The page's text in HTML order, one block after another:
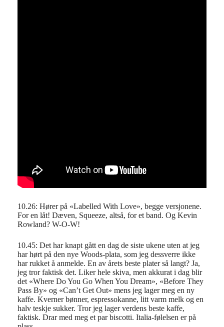
10.26: Hører på «Labelled With Love», begge versjonene.
For en låt! Dæven, Squeeze, altså, for et band. Og Kevin
Rowland? W-O-W!
10.45: Det har knapt gått en dag de siste ukene uten at jeg
har hørt på den nye Woods-plata, som jeg dessverre ikke
har rukket å anmelde. En av årets beste plater så langt? Ja,
jeg tror faktisk det. Liker hele skiva, men akkurat i dag blir
det «Where Do You Go When You Dream», «Before They
Pass By» og «Can’t Get Out» mens jeg lager meg en ny
kaffe. Kverner bønner, espressokanne, litt varm melk og en
halv teskje sukker. Tror jeg lager verdens beste kaffe,
faktisk. Drar med meg et par biscotti. Italia-følelsen er på